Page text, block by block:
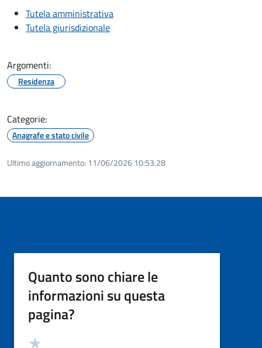
Tutela amministrativa
Tutela giurisdizionale
Argomenti:
Residenza
Categorie:
Anagrafe e stato civile
Ultimo aggiornamento: 11/06/2026 10:53.28
Quanto sono chiare le
informazioni su questa
pagina?
Valutazione